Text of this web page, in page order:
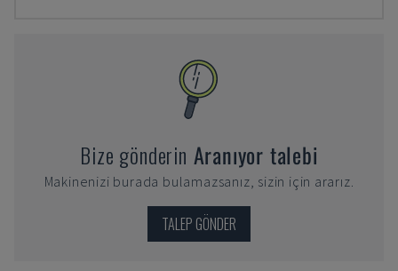
Bize gönderin Aranıyor talebi
Makinenizi burada bulamazsanız, sizin için ararız.
TALEP GÖNDER